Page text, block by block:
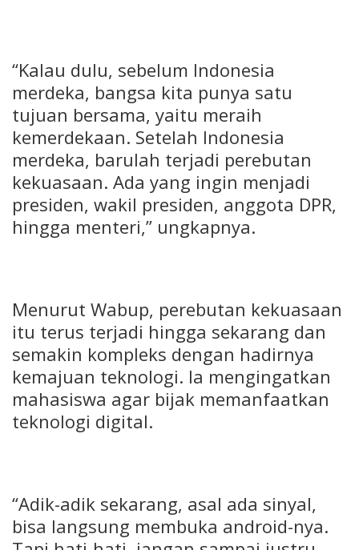
“Kalau dulu, sebelum Indonesia
merdeka, bangsa kita punya satu
tujuan bersama, yaitu meraih
kemerdekaan. Setelah Indonesia
merdeka, barulah terjadi perebutan
kekuasaan. Ada yang ingin menjadi
presiden, wakil presiden, anggota DPR,
hingga menteri,” ungkapnya.
Menurut Wabup, perebutan kekuasaan
itu terus terjadi hingga sekarang dan
semakin kompleks dengan hadirnya
kemajuan teknologi. Ia mengingatkan
mahasiswa agar bijak memanfaatkan
teknologi digital.
“Adik-adik sekarang, asal ada sinyal,
bisa langsung membuka android-nya.